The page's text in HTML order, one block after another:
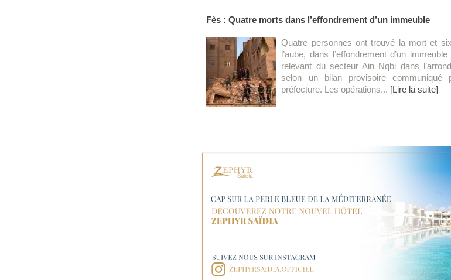
Fès : Quatre morts dans l’effondrement d’un immeuble
Quatre personnes ont trouvé la mort et
l’aube, dans l’effondrement d’un
relevant du secteur Ain Nqbi dans
selon un bilan provisoire
préfecture. Les opérations... [Lire la suite]